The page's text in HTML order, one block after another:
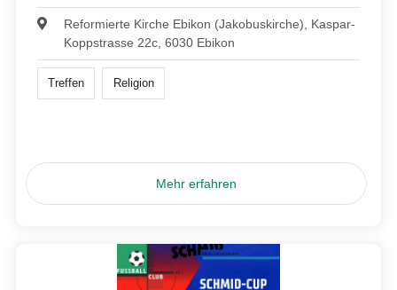
Reformierte Kirche Ebikon (Jakobuskirche), Kaspar-
Koppstrasse 22c, 6030 Ebikon
Treffen Religion
Mehr erfahren